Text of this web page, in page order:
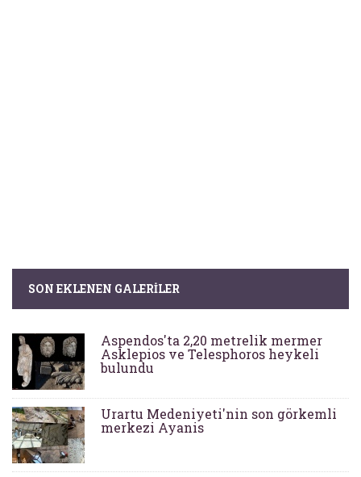
SON EKLENEN GALERILER
Aspendos'ta 2,20 metrelik mermer
Asklepios ve Telesphoros heykeli
bulundu
Urartu Medeniyeti'nin son görkemli
merkezi Ayanis